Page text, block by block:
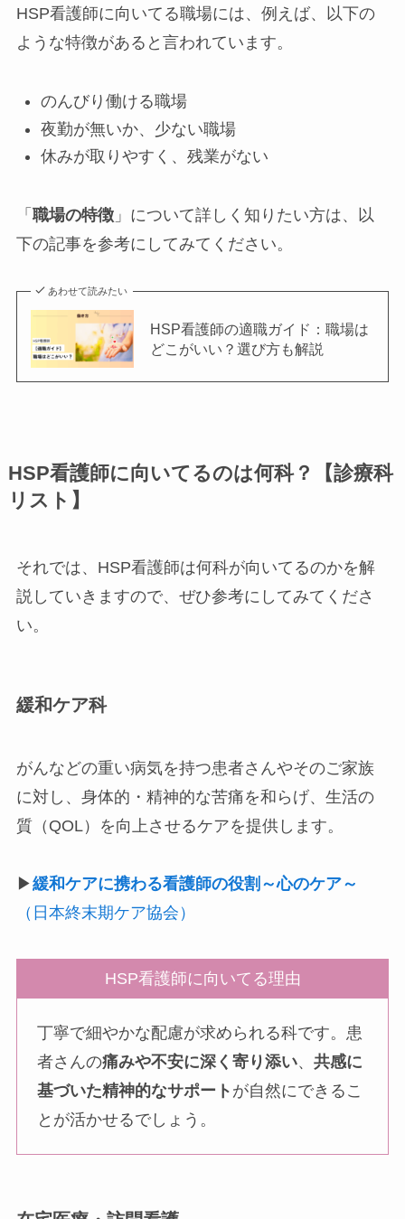
HSP看護師に向いてる職場には、例えば、以下の
ような特徴があると言われています。
のんびり働ける職場
夜勤が無いか、少ない職場
休みが取りやすく、残業がない
「 職場の特徴」について詳しく知りたい方は、以
下の記事を参考にしてみてください。
あわせて読みたい
HSP看護師の適職ガイド：職場は
どこがいい？選び方も解説
HSP看護師に向いてるのは何科？【診療科
リスト】
それでは、HSP看護師は何科が向いてるのかを解
説していきますので、ぜひ参考にしてみてくださ
い。
緩和ケア科
がんなどの重い病気を持つ患者さんやそのご家族
に対し、身体的・精神的な苦痛を和らげ、生活の
質（QOL）を向上させるケアを提供します。
▶︎緩和ケアに携わる看護師の役割～心のケア～
（日本終末期ケア協会）
HSP看護師に向いてる理由
丁寧で細やかな配慮が求められる科です。患
者さんの痛みや不安に深く寄り添い、共感に
基づいた精神的なサポート が自然にできるこ
とが活かせるでしょう。